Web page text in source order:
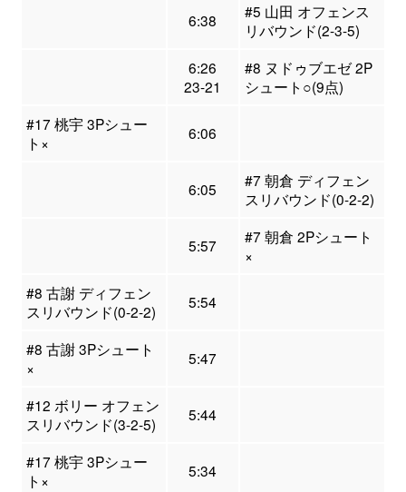
6:38
#5 山田 オフェンス
リバウンド(2-3-5)
6:26
23-21
#8 ヌドゥブエゼ 2P
シュート○(9点)
#17 桃宇 3Pシュー
ト×
6:06
6:05
#7 朝倉 ディフェン
スリバウンド(0-2-2)
5:57
#7 朝倉 2Pシュート
×
#8 古謝 ディフェン
スリバウンド(0-2-2)
5:54
#8 古謝 3Pシュート
×
5:47
#12 ボリー オフェン
スリバウンド(3-2-5)
5:44
#17 桃宇 3Pシュー
ト×
5:34